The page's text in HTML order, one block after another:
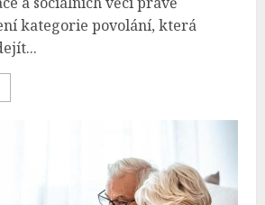
kategorie povolání, která